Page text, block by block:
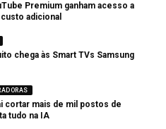
Premium ganham acesso a
adicional
chega às Smart TVs Samsung
cortar mais de mil postos de
tudo na IA